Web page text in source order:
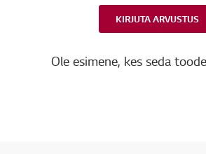
KIRJUTA ARVUSTUS
Ole esimene, kes seda